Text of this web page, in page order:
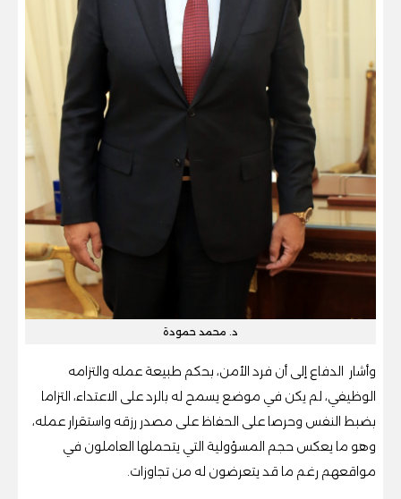
د. محمد حمودة
وأشار الدفاع إلى أن فرد الأمن، بحكم طبيعة عمله والتزامه
الوظيفي، لم يكن في موضع يسمح له بالرد على الاعتداء، التزاما
بضبط النفس وحرصا على الحفاظ على مصدر رزقه واستقرار عمله،
وهو ما يعكس حجم المسؤولية التي يتحملها العاملون في
مواقعهم رغم ما قد يتعرضون له من تجاوزات.